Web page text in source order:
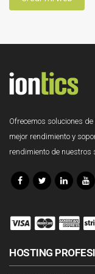
Ofrecemos soluciones
mejor rendimiento y
rendimiento de
HOSTING